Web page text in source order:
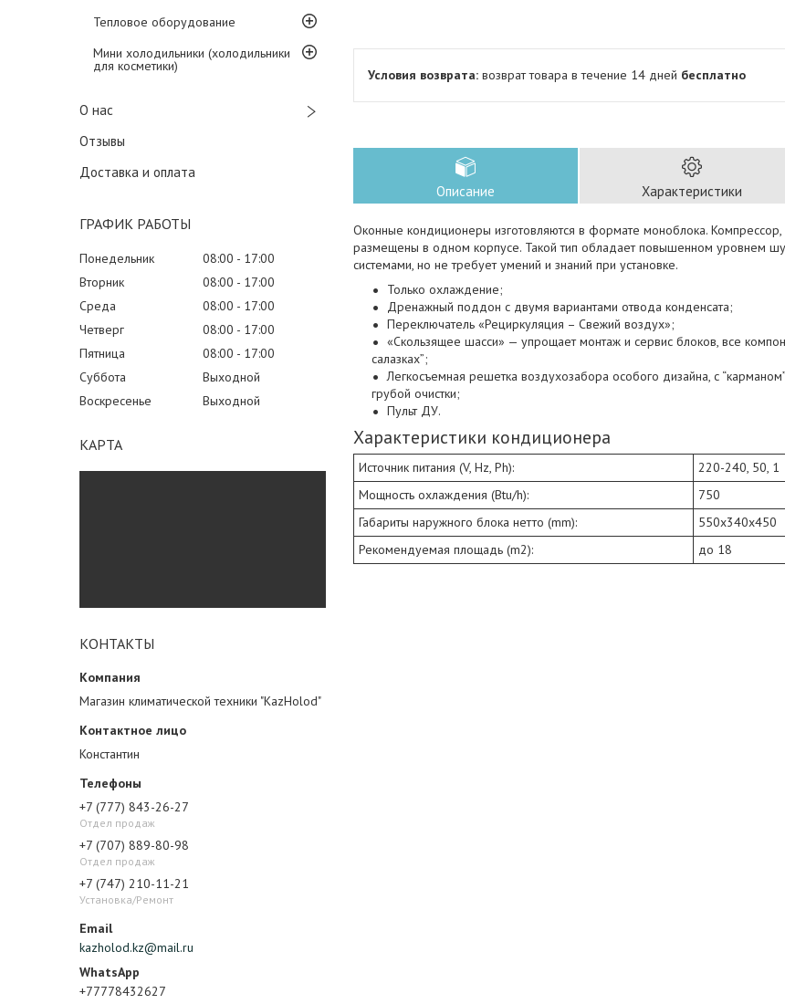
Тепловое оборудование
Мини холодильники (холодильники
для косметики)
О нас
Отзывы
Доставка и оплата
ГРАФИК РАБОТЫ
Понедельник 08:00
17:00
Вторник
08:00
17:00
Среда
08:00
17:00
Четверг
08:00
17:00
Пятница
08:00
17:00
Суббота
Выходной
Воскресенье
Выходной
КАРТА
КОНТАКТЫ
Магазин климатической техники "KazHolod"
Константин
+7 (777) 843-26-27
Отдел продаж
+7 (707) 889-80-98
Отдел продаж
+7 (747) 210-11-21
Установка/Ремонт
kazholod.kz@mail.ru
+77778432627
возврат товара в течение 14 дней бесплатно
Описание Характеристики
Оконные кондиционеры изготовляются в формате моноблока. Компрессор,
размещены в одном корпусе. Такой тип обладает повышенном уровнем
системами, но не требует умений и знаний при установке.
Только охлаждение;
Дренажный поддон с двумя вариантами отвода конденсата;
Переключатель «Рециркуляция – Свежий воздух»;
«Скользящее шасси» — упрощает монтаж и сервис блоков, все
салазках”;
Легкосъемная решетка воздухозабора особого дизайна, с
грубой очистки;
Пульт ДУ.
Характеристики кондиционера
Источник питания (V, Hz, Ph):
220-240, 50, 1
Мощность охлаждения (Btu/h):
750
Габариты наружного блока нетто (mm):
550х340х450
Рекомендуемая площадь (m2):
до 18